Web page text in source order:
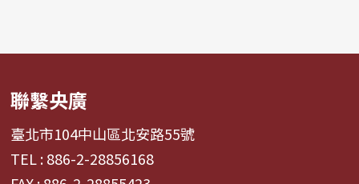
聯繫央廣
臺北市104中山區北安路55號
TEL : 886-2-28856168